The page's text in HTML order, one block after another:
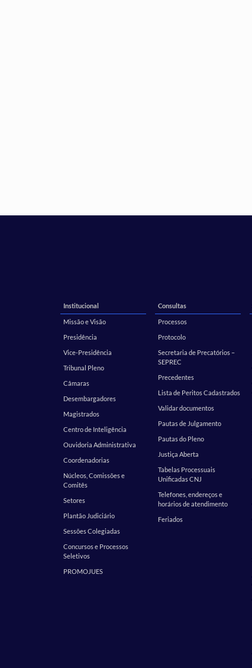
Institucional
Missão e Visão
Presidência
Vice-Presidência
Tribunal Pleno
Câmaras
Desembargadores
Magistrados
Centro de Inteligência
Ouvidoria Administrativa
Coordenadorias
Núcleos, Comissões e
Comitês
Setores
Plantão Judiciário
Sessões Colegiadas
Concursos e Processos
Seletivos
PROMOJUES
Consultas
Processos
Protocolo
Secretaria de Precatórios –
SEPREC
Precedentes
Lista de Peritos Cadastrados
Validar documentos
Pautas de Julgamento
Pautas do Pleno
Justiça Aberta
Tabelas Processuais
Unificadas CNJ
Telefones, endereços e
horários de atendimento
Feriados